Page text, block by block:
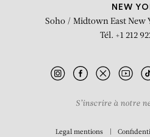
J.C.
NEW
Soho / Midtown East New
Tél. +1 212
S’inscrire à notre
Legal mentions